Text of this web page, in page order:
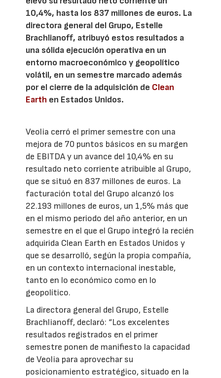
10,4%, hasta los 837 millones de euros. La
directora general del Grupo, Estelle
Brachlianoff, atribuyó estos resultados a
una sólida ejecución operativa en un
entorno macroeconómico y geopolítico
volátil, en un semestre marcado además
por el cierre de la adquisición de Clean
Earth en Estados Unidos.
Veolia cerró el primer semestre con una
mejora de 70 puntos básicos en su margen
de EBITDA y un avance del 10,4% en su
resultado neto corriente atribuible al Grupo,
que se situó en 837 millones de euros. La
facturación total del Grupo alcanzó los
22.193 millones de euros, un 1,5% más que
en el mismo periodo del año anterior, en un
semestre en el que el Grupo integró la recién
adquirida Clean Earth en Estados Unidos y
que se desarrolló, según la propia compañía,
en un contexto internacional inestable,
tanto en lo económico como en lo
geopolítico.
La directora general del Grupo, Estelle
Brachlianoff, declaró: “Los excelentes
resultados registrados en el primer
semestre ponen de manifiesto la capacidad
de Veolia para aprovechar su
posicionamiento estratégico, situado en la